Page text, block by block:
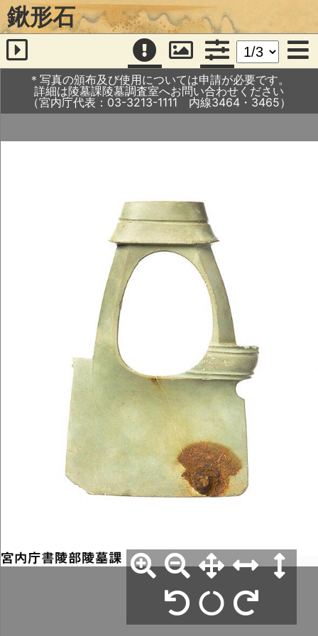
鍬形石
＊写真の頒布及び使用については申請が必要です。
詳細は陵墓課陵墓調査室へお問い合わせください
（宮内庁代表：03-3213-1111 内線3464・3465）